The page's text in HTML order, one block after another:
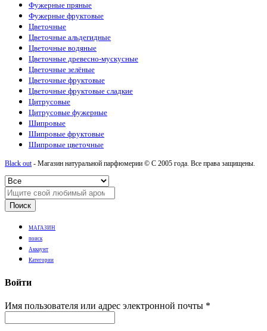
Фужерные пряные
Фужерные фруктовые
Цветочные
Цветочные альдегидные
Цветочные водяные
Цветочные древесно-мускусные
Цветочные зелёные
Цветочные фруктовые
Цветочные фруктовые сладкие
Цитрусовые
Цитрусовые фужерные
Шипровые
Шипровые фруктовые
Шипровые цветочные
Black out- Магазин натуральной парфюмерии © С 2005 года. Все права защищены.
Поиск
МАГАЗИН
поиск
Аккаунт
Категории
Войти
Имя пользователя или адрес электронной почты *